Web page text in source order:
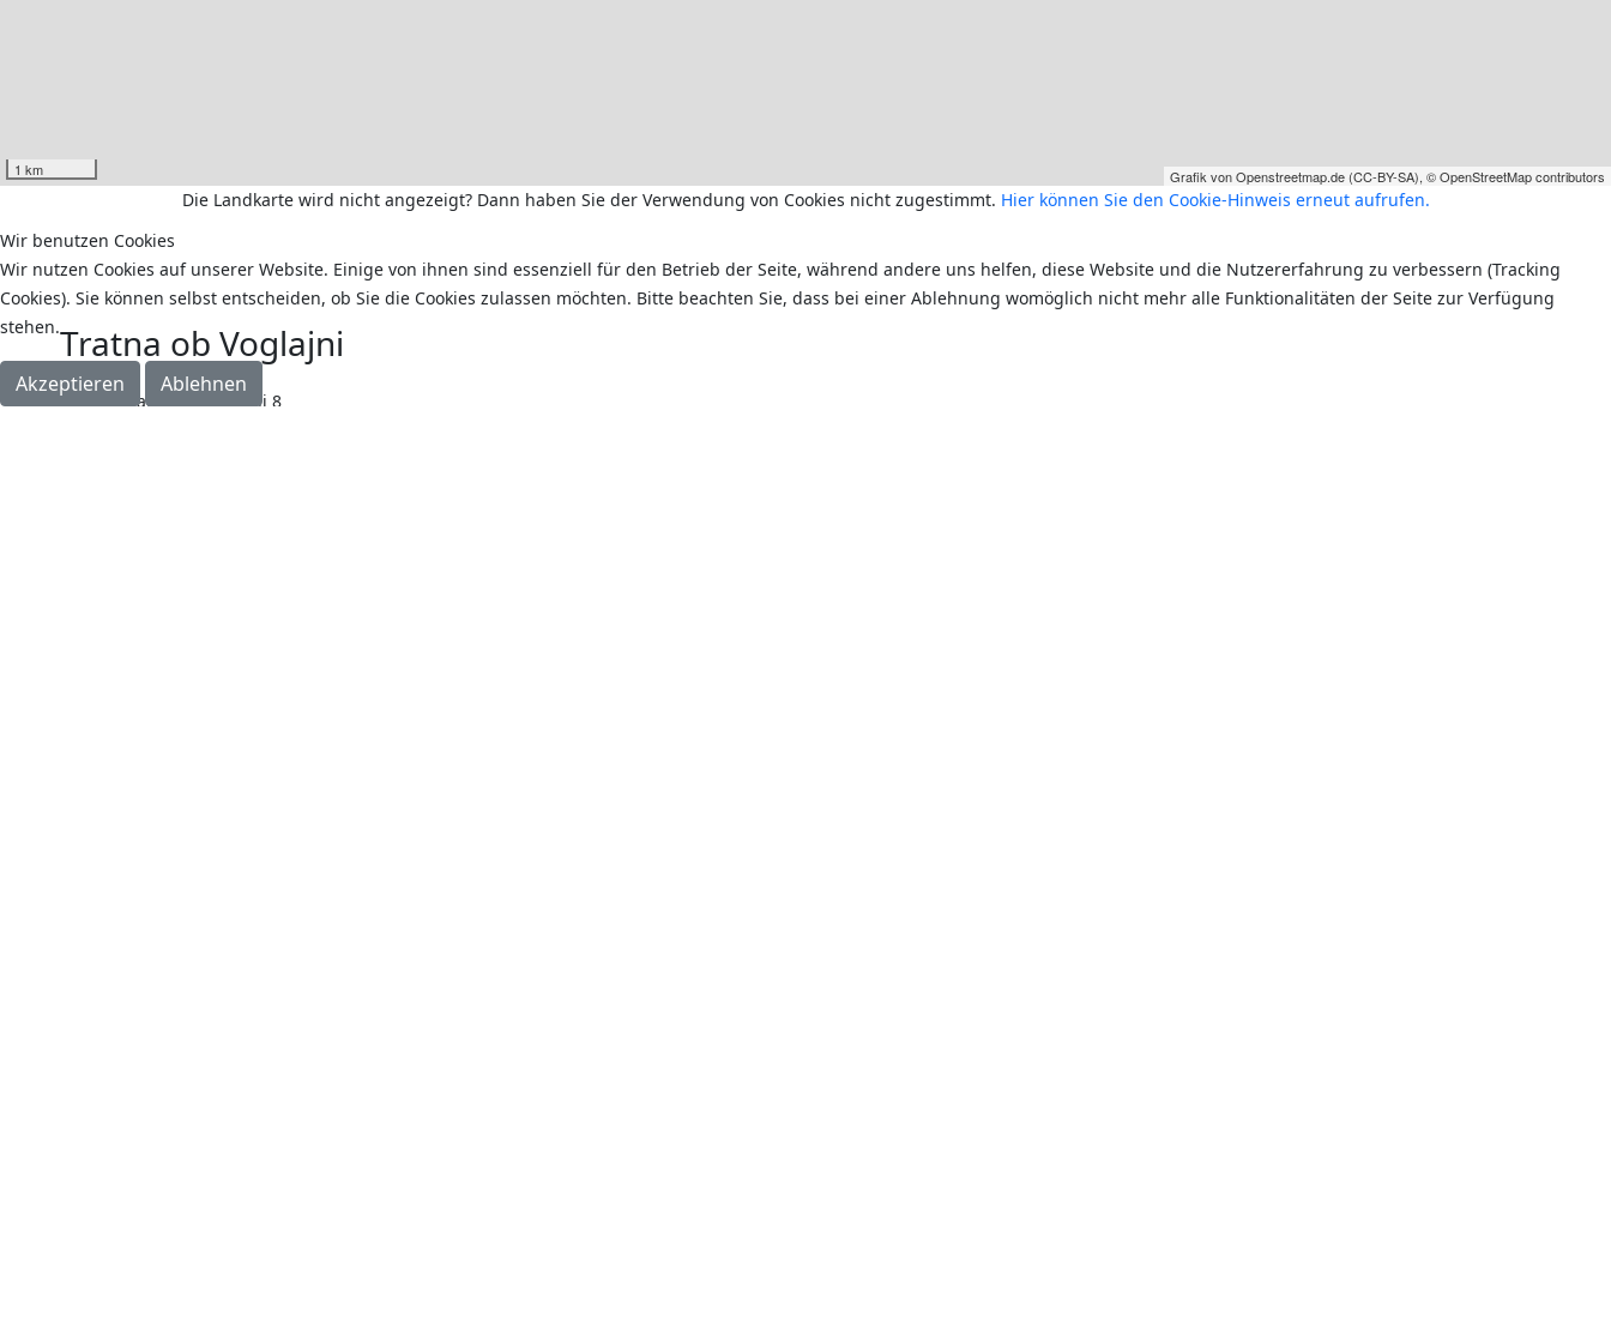
1 km Grafik vonOpenstreetmap.de (CC-BY-SA), © OpenStreetMap contributors
Die Landkarte wird nicht angezeigt? Dann haben Sie der Verwendung von Cookies nicht zugestimmt. Hier können Sie den Cookie-Hinweis erneut aufrufen.
Tratna ob Voglajni
Tratna ob Voglajni 8
Wir benutzen Cookies
Wir nutzen Cookies auf unserer Website. Einige von ihnen sind essenziell für den Betrieb der Seite, während andere uns helfen, diese Website und die Nutzererfahrung zu verbessern (Tracking
Cookies). Sie können selbst entscheiden, ob Sie die Cookies zulassen möchten. Bitte beachten Sie, dass bei einer Ablehnung womöglich nicht mehr alle Funktionalitäten der Seite zur Verfügung
stehen.
Akzeptieren Ablehnen